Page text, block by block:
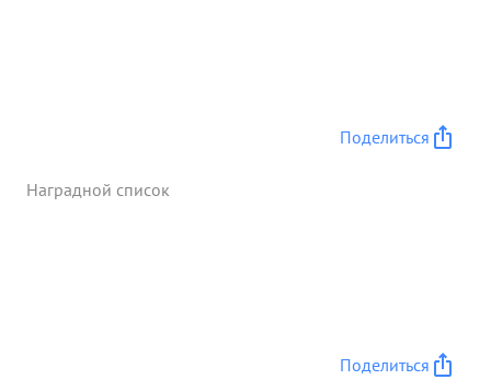
Поделиться
Наградной список
Поделиться